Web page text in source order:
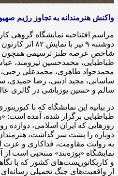
واکنش هنرمندانه به تجاوز رژیم
مراسم افتتاحیه نمایشگاه گروهی
دوشنبه ۹ تیر با
شاخص عرصه طنز ترسیمی همچون
طباطبایی، محمدحسین نیرومند،
محمدجواد طاهری، محمدعلی رجبی،
ساسانی، مجید ادیبی، رضا حمیدی،
سالم و حسین یوزباشی در گالری
در بیانیه این نمایشگاه که با
طباطبایی برگزار شده، آمده است:
روزهایی که ایران اسلامی، دوازده
دوباره را پشت سر گذاشت،
به روایت مقاومت، فداکاری و عزت
نمایشگاه «پوزه‌بند» منتخبی است از
و کاریکاتوریست‌های کشور که با
از واقعیت‌های جنگ تحمیلی رسانه‌ای